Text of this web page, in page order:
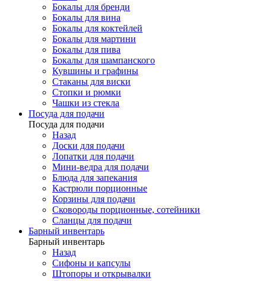
Бокалы для бренди
Бокалы для вина
Бокалы для коктейлей
Бокалы для мартини
Бокалы для пива
Бокалы для шампанского
Кувшины и графины
Стаканы для виски
Стопки и рюмки
Чашки из стекла
Посуда для подачи
Посуда для подачи
Назад
Доски для подачи
Лопатки для подачи
Мини-ведра для подачи
Блюда для запекания
Кастрюли порционные
Корзины для подачи
Сковороды порционные, сотейники
Сланцы для подачи
Барный инвентарь
Барный инвентарь
Назад
Сифоны и капсулы
Штопоры и открывалки